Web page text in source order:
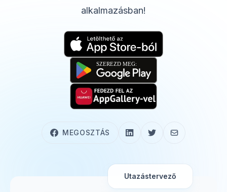
alkalmazásban!
MEGOSZTÁS
Utazástervező